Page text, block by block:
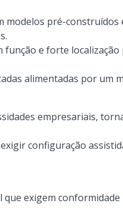
pré-construídos
função e forte
alimentadas por um
empresariais,
configuração
exigem